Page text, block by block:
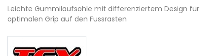
Leichte Gummilaufsohle mit differenziertem Design für
optimalen Grip auf den Fussrasten